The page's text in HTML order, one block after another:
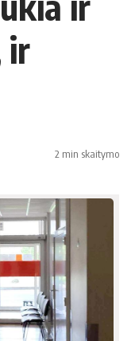
ir
2 min skaitymo